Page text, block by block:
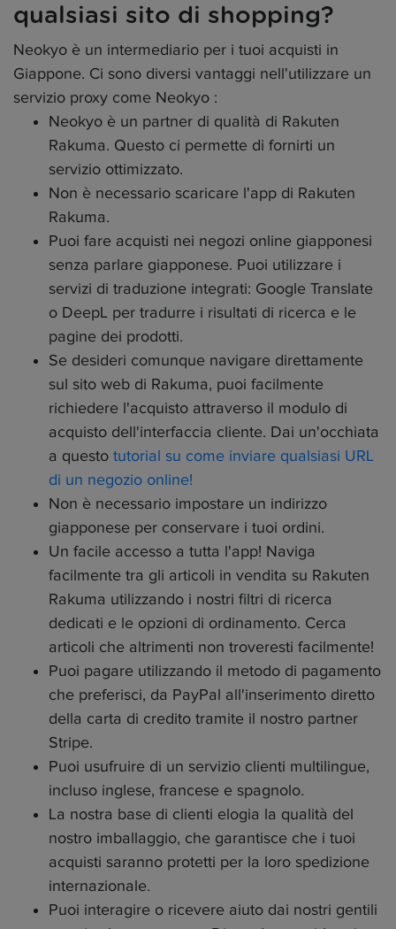
qualsiasi sito di shopping?
Neokyo è un intermediario per i tuoi acquisti in
Giappone. Ci sono diversi vantaggi nell'utilizzare un
servizio proxy come Neokyo :
Neokyo è un partner di qualità di Rakuten
Rakuma. Questo ci permette di fornirti un
servizio ottimizzato.
Non è necessario scaricare l'app di Rakuten
Rakuma.
Puoi fare acquisti nei negozi online giapponesi
senza parlare giapponese. Puoi utilizzare i
servizi di traduzione integrati: Google Translate
o DeepL per tradurre i risultati di ricerca e le
pagine dei prodotti.
Se desideri comunque navigare direttamente
sul sito web di Rakuma, puoi facilmente
richiedere l'acquisto attraverso il modulo di
acquisto dell'interfaccia cliente. Dai un'occhiata
a questo tutorial su come inviare qualsiasi URL
di un negozio online!
Non è necessario impostare un indirizzo
giapponese per conservare i tuoi ordini.
Un facile accesso a tutta l'app! Naviga
facilmente tra gli articoli in vendita su Rakuten
Rakuma utilizzando i nostri filtri di ricerca
dedicati e le opzioni di ordinamento. Cerca
articoli che altrimenti non troveresti facilmente!
Puoi pagare utilizzando il metodo di pagamento
che preferisci, da PayPal all'inserimento diretto
della carta di credito tramite il nostro partner
Stripe.
Puoi usufruire di un servizio clienti multilingue,
incluso inglese, francese e spagnolo.
La nostra base di clienti elogia la qualità del
nostro imballaggio, che garantisce che i tuoi
acquisti saranno protetti per la loro spedizione
internazionale.
Puoi interagire o ricevere aiuto dai nostri gentili